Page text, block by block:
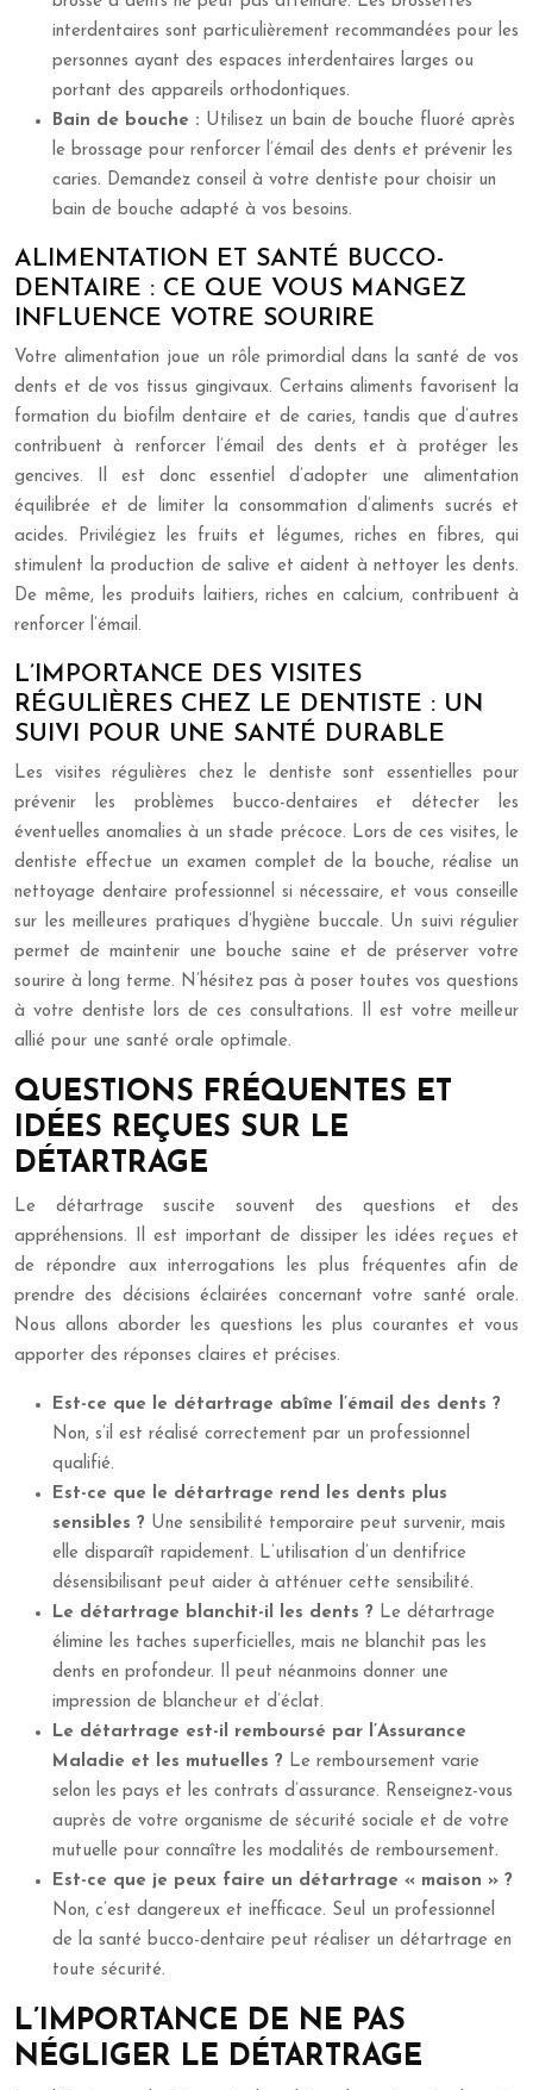
interdentaires sont particulièrement recommandées pour les
personnes ayant des espaces interdentaires larges ou
portant des appareils orthodontiques.
Bain de bouche : Utilisez un bain de bouche fluoré après
le brossage pour renforcer l’émail des dents et prévenir les
caries. Demandez conseil à votre dentiste pour choisir un
bain de bouche adapté à vos besoins.
ALIMENTATION ET SANTÉ BUCCO-
DENTAIRE : CE QUE VOUS MANGEZ
INFLUENCE VOTRE SOURIRE
Votre alimentation joue un rôle primordial dans la santé de vos
dents et de vos tissus gingivaux. Certains aliments favorisent la
formation du biofilm dentaire et de caries, tandis que d’autres
contribuent à renforcer l’émail des dents et à protéger les
gencives. Il est donc essentiel d’adopter une alimentation
équilibrée et de limiter la consommation d’aliments sucrés et
acides. Privilégiez les fruits et légumes, riches en fibres, qui
stimulent la production de salive et aident à nettoyer les dents.
De même, les produits laitiers, riches en calcium, contribuent à
renforcer l’émail.
L’IMPORTANCE DES VISITES
RÉGULIÈRES CHEZ LE DENTISTE : UN
SUIVI POUR UNE SANTÉ DURABLE
Les visites régulières chez le dentiste sont essentielles pour
prévenir les problèmes bucco-dentaires et détecter les
éventuelles anomalies à un stade précoce. Lors de ces visites, le
dentiste effectue un examen complet de la bouche, réalise un
nettoyage dentaire professionnel si nécessaire, et vous conseille
sur les meilleures pratiques d’hygiène buccale. Un suivi régulier
permet de maintenir une bouche saine et de préserver votre
sourire à long terme. N’hésitez pas à poser toutes vos questions
à votre dentiste lors de ces consultations. Il est votre meilleur
allié pour une santé orale optimale.
QUESTIONS FRÉQUENTES ET
IDÉES REÇUES SUR LE
DÉTARTRAGE
Le détartrage suscite souvent des questions et des
appréhensions. Il est important de dissiper les idées reçues et
de répondre aux interrogations les plus fréquentes afin de
prendre des décisions éclairées concernant votre santé orale.
Nous allons aborder les questions les plus courantes et vous
apporter des réponses claires et précises.
Est-ce que le détartrage abîme l’émail des dents ?
Non, s’il est réalisé correctement par un professionnel
qualifié.
Est-ce que le détartrage rend les dents plus
sensibles ? Une sensibilité temporaire peut survenir, mais
elle disparaît rapidement. L’utilisation d’un dentifrice
désensibilisant peut aider à atténuer cette sensibilité.
Le détartrage blanchit-il les dents ? Le détartrage
élimine les taches superficielles, mais ne blanchit pas les
dents en profondeur. Il peut néanmoins donner une
impression de blancheur et d’éclat.
Le détartrage est-il remboursé par l’Assurance
Maladie et les mutuelles ? Le remboursement varie
selon les pays et les contrats d’assurance. Renseignez-vous
auprès de votre organisme de sécurité sociale et de votre
mutuelle pour connaître les modalités de remboursement.
Est-ce que je peux faire un détartrage « maison » ?
Non, c’est dangereux et inefficace. Seul un professionnel
de la santé bucco-dentaire peut réaliser un détartrage en
toute sécurité.
L’IMPORTANCE DE NE PAS
NÉGLIGER LE DÉTARTRAGE